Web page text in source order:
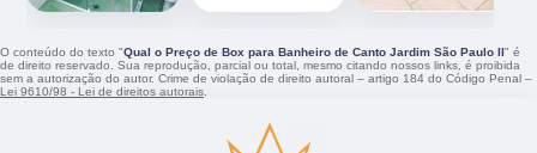
O conteúdo do texto "Qual o Preço de Box para Banheiro de Canto Jardim São Paulo II" é
de direito reservado. Sua reprodução, parcial ou total, mesmo citando nossos links, é proibida
sem a autorização do autor. Crime de violação de direito autoral – artigo 184 do Código Penal –
Lei 9610/98 - Lei de direitos autorais.